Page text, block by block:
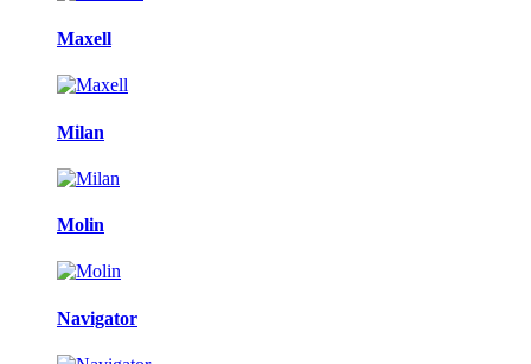
Maxell
Milan
Molin
Navigator